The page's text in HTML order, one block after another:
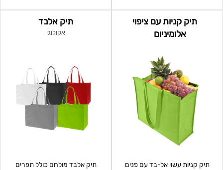
תיק קניות עם ציפוי
אלומיניום
תיק קניות עשוי אל-בד עם פנים
תיק אלבד
אקולוגי
תיק אלבד מולחם כולל תפרים